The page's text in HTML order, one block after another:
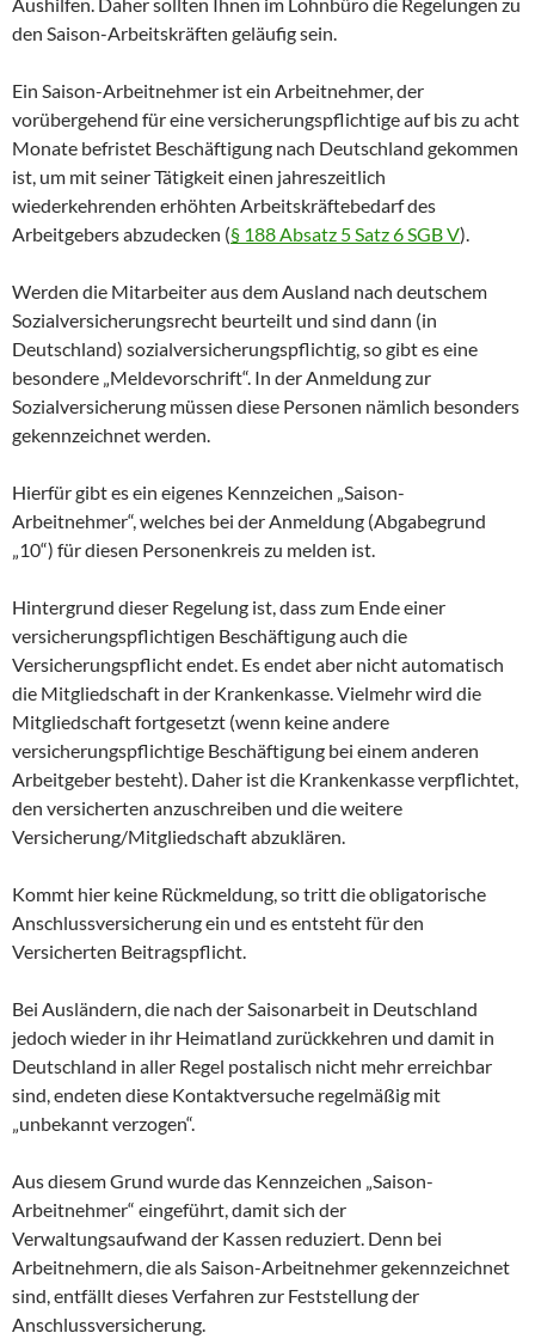
Aushilfen. Daher sollten Ihnen im Lohnbüro die Regelungen zu
den Saison-Arbeitskräften geläufig sein.
Ein Saison-Arbeitnehmer ist ein Arbeitnehmer, der
vorübergehend für eine versicherungspflichtige auf bis zu acht
Monate befristet Beschäftigung nach Deutschland gekommen
ist, um mit seiner Tätigkeit einen jahreszeitlich
wiederkehrenden erhöhten Arbeitskräftebedarf des
Arbeitgebers abzudecken (§ 188 Absatz 5 Satz 6 SGB V).
Werden die Mitarbeiter aus dem Ausland nach deutschem
Sozialversicherungsrecht beurteilt und sind dann (in
Deutschland) sozialversicherungspflichtig, so gibt es eine
besondere „Meldevorschrift“. In der Anmeldung zur
Sozialversicherung müssen diese Personen nämlich besonders
gekennzeichnet werden.
Hierfür gibt es ein eigenes Kennzeichen „Saison-
Arbeitnehmer“, welches bei der Anmeldung (Abgabegrund
„10“) für diesen Personenkreis zu melden ist.
Hintergrund dieser Regelung ist, dass zum Ende einer
versicherungspflichtigen Beschäftigung auch die
Versicherungspflicht endet. Es endet aber nicht automatisch
die Mitgliedschaft in der Krankenkasse. Vielmehr wird die
Mitgliedschaft fortgesetzt (wenn keine andere
versicherungspflichtige Beschäftigung bei einem anderen
Arbeitgeber besteht). Daher ist die Krankenkasse verpflichtet,
den versicherten anzuschreiben und die weitere
Versicherung/Mitgliedschaft abzuklären.
Kommt hier keine Rückmeldung, so tritt die obligatorische
Anschlussversicherung ein und es entsteht für den
Versicherten Beitragspflicht.
Bei Ausländern, die nach der Saisonarbeit in Deutschland
jedoch wieder in ihr Heimatland zurückkehren und damit in
Deutschland in aller Regel postalisch nicht mehr erreichbar
sind, endeten diese Kontaktversuche regelmäßig mit
„unbekannt verzogen“.
Aus diesem Grund wurde das Kennzeichen „Saison-
Arbeitnehmer“ eingeführt, damit sich der
Verwaltungsaufwand der Kassen reduziert. Denn bei
Arbeitnehmern, die als Saison-Arbeitnehmer gekennzeichnet
sind, entfällt dieses Verfahren zur Feststellung der
Anschlussversicherung.